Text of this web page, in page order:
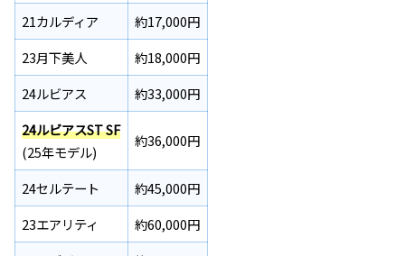
21カルディア
約17,000円
23月下美人
約18,000円
24ルビアス
約33,000円
24ルビアスST SF
(25年モデル)
約36,000円
24セルテート
約45,000円
23エアリティ
約60,000円